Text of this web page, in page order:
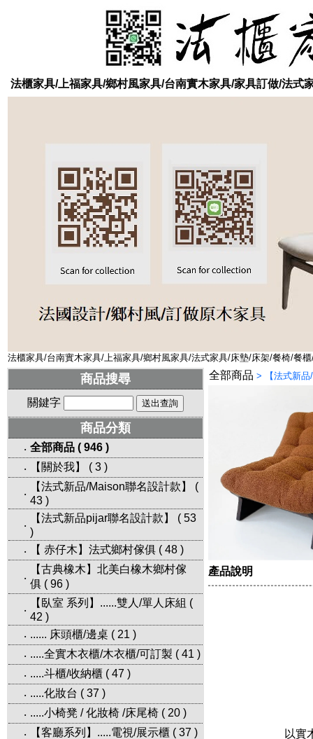
法櫃家具/上福家具/鄉村風家具/台南實木家具/家具訂做/法式
法櫃家具/台南實木家具/上福家具/鄉村風家具/法式家具/床墊/床架/餐椅/餐
商品搜尋
關鍵字
商品分類
‧ 全部商品 ( 946 )
‧
【關於我】 ( 3 )
‧
【法式新品/Maison聯名設計款】
(
43 )
‧
【法式新品pijar聯名設計款】 ( 53
)
‧
【 赤仔木】法式鄉村傢俱 ( 48 )
‧
【古典橡木】北美白橡木鄉村傢
俱 ( 96 )
‧
【臥室 系列】......雙人/單人床組 (
42 )
‧ ...... 床頭櫃/邊桌 ( 21 )
‧ .....全實木衣櫃/木衣櫃/可訂製 ( 41 )
‧ .....斗櫃/收納櫃 ( 47 )
‧ .....化妝台 ( 37 )
‧ .....小椅凳 / 化妝椅 /床尾椅 ( 20 )
‧
【客廳系列】.....電視/展示櫃 ( 37 )
全部商品 > 【法式新
產品說明
以實